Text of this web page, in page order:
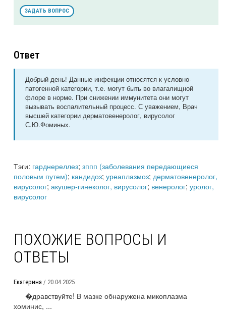
ЗАДАТЬ ВОПРОС
Ответ
Добрый день! Данные инфекции относятся к условно-
патогенной категории, т.е. могут быть во влагалищной
флоре в норме. При снижении иммунитета они могут
вызывать воспалительный процесс. С уважением, Врач
высшей категории дерматовенеролог, вирусолог
С.Ю.Фоминых.
Тэги: гарднереллез; зппп (заболевания передающиеся
половым путем); кандидоз; уреаплазмоз; дерматовенеролог,
вирусолог; акушер-гинеколог, вирусолог; венеролог; уролог,
вирусолог
ПОХОЖИЕ ВОПРОСЫ И
ОТВЕТЫ
Екатерина / 20.04.2025
�дравствуйте! В мазке обнаружена микоплазма
хоминис, ...